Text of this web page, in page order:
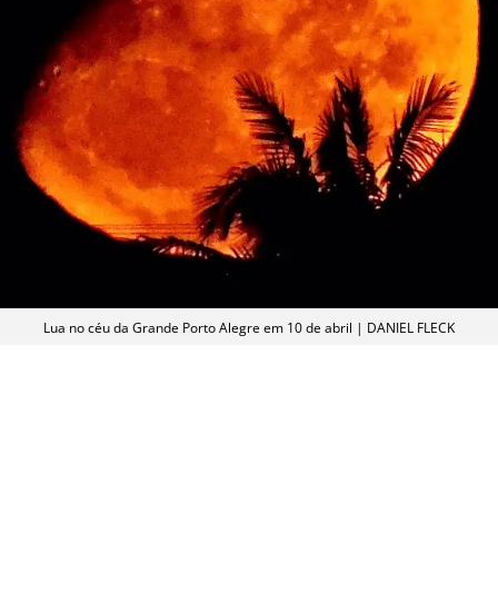
Lua no céu da Grande Porto Alegre em 10 de abril | DANIEL FLECK